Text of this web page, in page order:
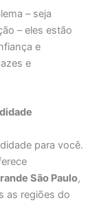
– seja
– eles estão
e
e
para você.
São Paulo,
as regiões do